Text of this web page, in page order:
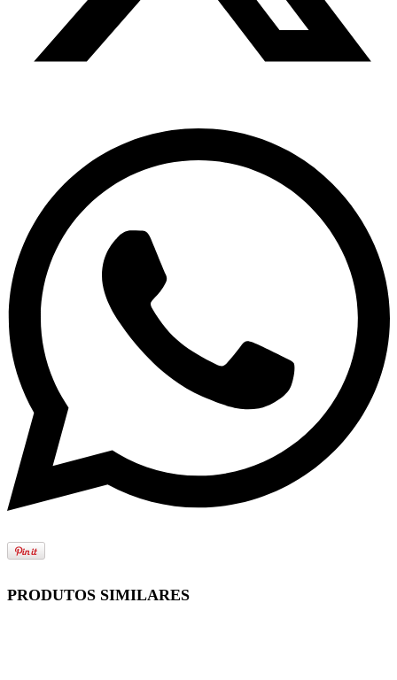
PRODUTOS SIMILARES